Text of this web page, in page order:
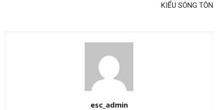
KIỂU SÓNG TÔN
esc_admin